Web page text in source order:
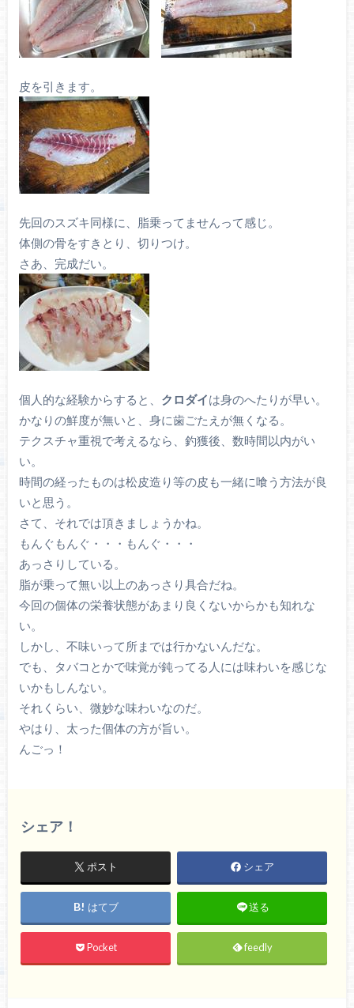
皮を引きます。
先回のスズキ同様に、脂乗ってませんって感じ。
体側の骨をすきとり、切りつけ。
さあ、完成だい。
個人的な経験からすると、 クロダイは身のへたりが早い。
かなりの鮮度が無いと、身に歯ごたえが無くなる。
テクスチャ重視で考えるなら、釣獲後、数時間以内がい
い。
時間の経ったものは松皮造り等の皮も一緒に喰う方法が良
いと思う。
さて、それでは頂きましょうかね。
もんぐもんぐ・・・もんぐ・・・
あっさりしている。
脂が乗って無い以上のあっさり具合だね。
今回の個体の栄養状態があまり良くないからかも知れな
い。
しかし、不味いって所までは行かないんだな。
でも、タバコとかで味覚が鈍ってる人には味わいを感じな
いかもしんない。
それくらい、微妙な味わいなのだ。
やはり、太った個体の方が旨い。
んごっ！
シェア！
ポスト シェア
はてブ 送る
Pocket feedly